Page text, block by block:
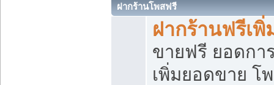
ฝากร้านโพสฟรี
ฝากร้านฟรีเ
ขายฟรี ยอดกา
เพิ่มยอดขาย โ